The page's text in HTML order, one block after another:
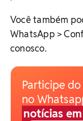
Você também
WhatsApp >
conosco.
Participe
no
notícias